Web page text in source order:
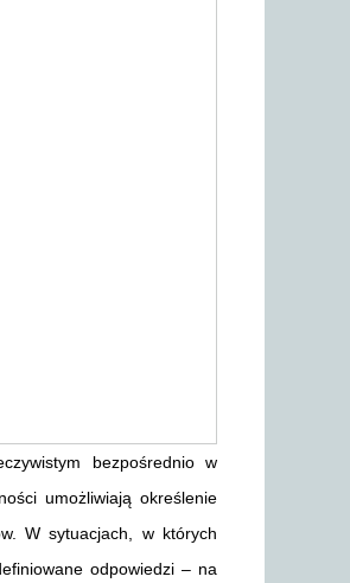
bezpośrednio w
umożliwiają określenie
W sytuacjach, w których
odpowiedzi – na